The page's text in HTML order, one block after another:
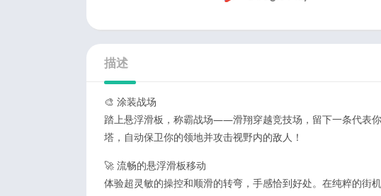
描述
🎨 涂装战场
踏上悬浮滑板，称霸战场——滑翔穿越竞技场，留下一条代表
塔，自动保卫你的领地并攻击视野内的敌人！
🚀 流畅的悬浮滑板移动
体验超灵敏的操控和顺滑的转弯，手感恰到好处。在纯粹的街